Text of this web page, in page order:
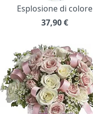
Esplosione di colore
37,90€